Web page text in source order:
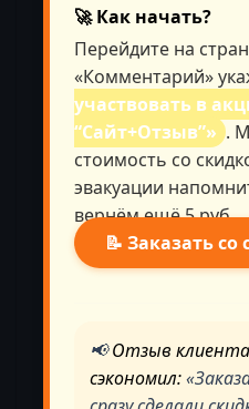
🚀 Как начать?
Перейдите на
«Комментарий»
участвовать в
“Сайт+Отзыв”» .
стоимость со
эвакуации
вернём ещё 5 руб.
📝 Заказать
📢Отзыв
сэкономил: